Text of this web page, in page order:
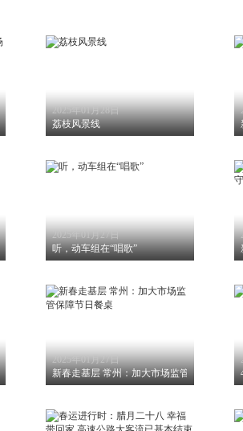
打烊！
2025年01月28日
荔枝风景线
2025年01月27日
听，动车组在“唱歌”
，走一圈需要多久？
2025年01月27日
新春走基层 常州：加大市场监管保障节日餐